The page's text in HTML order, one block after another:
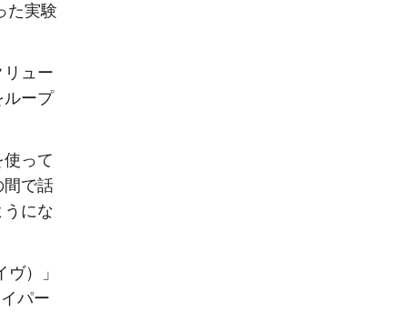
た実験
ュー
ループ
って
間で話
にな
）」
パー